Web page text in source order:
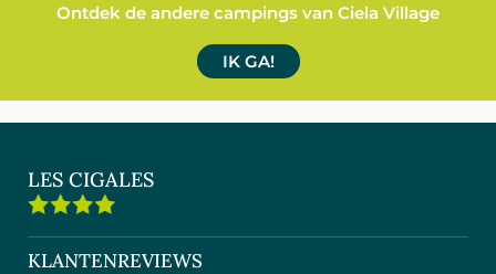
Ontdek de andere campings van Ciela Village
IK GA!
LES CIGALES
KLANTENREVIEWS